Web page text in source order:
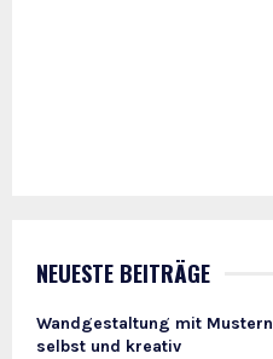
NEUESTE BEITRÄGE
Wandgestaltung mit
selbst und kreativ